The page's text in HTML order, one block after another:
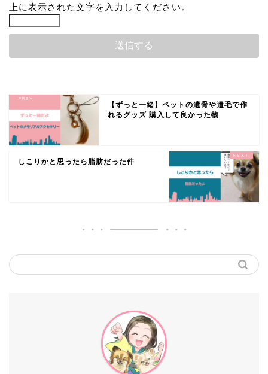
上に表示された文字を入力してください。
【ずっと一緒】ペットの遺骨や遺毛で作
れるグッズ 購入して良かった物
しこりかと思ったら脂肪だった件